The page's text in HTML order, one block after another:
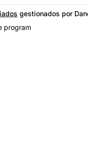
gestionados por
program